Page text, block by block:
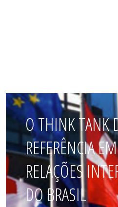
O THINK TANK
REFERÊNCIA EM
RELAÇÕES
DO BRASIL